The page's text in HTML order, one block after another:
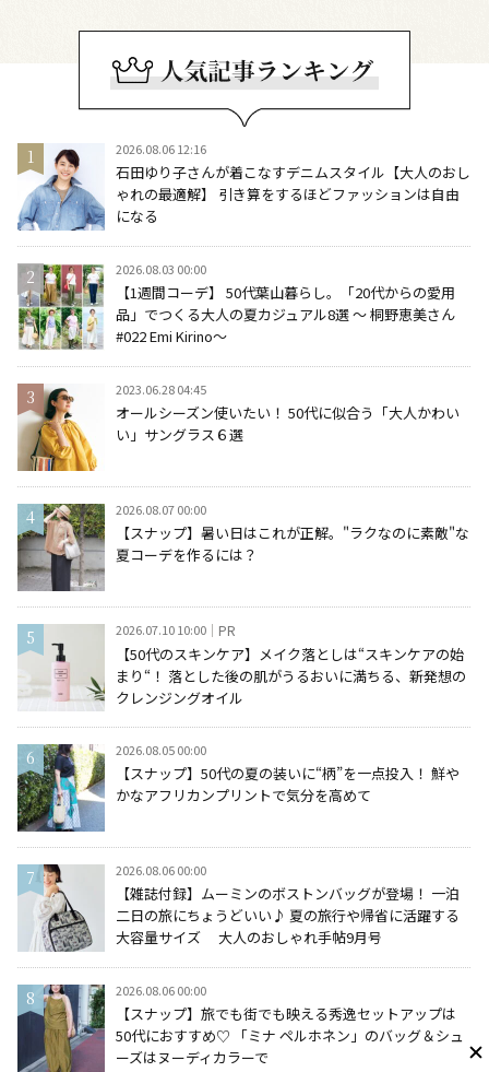
2026.08.06 12:16
石田ゆり子さんが着こなすデニムスタイル【大人のおし
ゃれの最適解】 引き算をするほどファッションは自由
になる
2026.08.03 00:00
【1週間コーデ】 50代葉山暮らし。「20代からの愛用
品」でつくる大人の夏カジュアル8選 ～ 桐野恵美さん
#022 Emi Kirino～
2023.06.28 04:45
オールシーズン使いたい！ 50代に似合う「大人かわい
い」サングラス６選
2026.08.07 00:00
【スナップ】暑い日はこれが正解。"ラクなのに素敵"な
夏コーデを作るには？
2026.07.10 10:00 PR
【50代のスキンケア】メイク落としは“スキンケアの始
まり“！ 落とした後の肌がうるおいに満ちる、新発想の
クレンジングオイル
2026.08.05 00:00
【スナップ】50代の夏の装いに“柄”を一点投入！ 鮮や
かなアフリカンプリントで気分を高めて
2026.08.06 00:00
【雑誌付録】ムーミンのボストンバッグが登場！ 一泊
二日の旅にちょうどいい♪ 夏の旅行や帰省に活躍する
大容量サイズ 大人のおしゃれ手帖9月号
2026.08.06 00:00
【スナップ】旅でも街でも映える秀逸セットアップは
50代におすすめ♡ 「ミナ ペルホネン」のバッグ＆シュ
ーズはヌーディカラーで